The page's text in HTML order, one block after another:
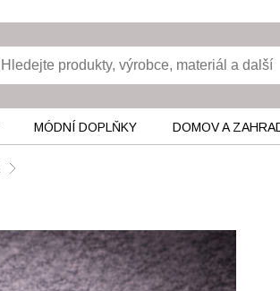
MÓDNÍ DOPLŇKY DOMOV A